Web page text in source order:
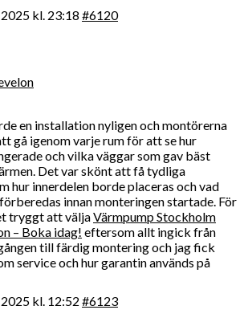
kl. 23:18 #6120
en installation nyligen och montörerna
gå igenom varje rum för att se hur
och vilka väggar som gav bäst
Det var skönt att få tydliga
hur innerdelen borde placeras och vad
innan monteringen startade. För
tryggt att väljaVärmpump Stockholm
– Boka idag! eftersom allt ingick från
till färdig montering och jag fick
service och hur garantin används på
kl. 12:52 #6123